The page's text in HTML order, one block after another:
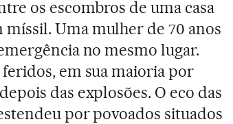
os escombros de uma casa
Uma mulher de 70 anos
no mesmo lugar.
em sua maioria por
das explosões. O eco das
por povoados situados